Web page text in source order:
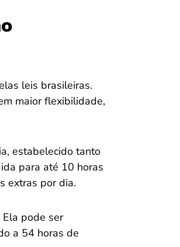
leis brasileiras.
maior flexibilidade,
estabelecido tanto
para até 10 horas
extras por dia.
pode ser
a 54 horas de